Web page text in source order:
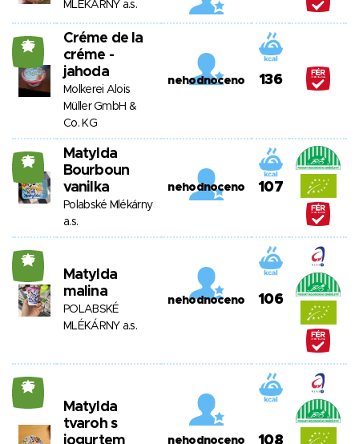
MLÉKÁRNY a.s.
25
Créme de la
créme -
jahoda
Molkerei Alois
Müller GmbH &
Co. KG
nehodnoceno 136
25
Matylda
Bourboun
vanilka
Polabské Mlékárny
a.s.
nehodnoceno 107
25
Matylda
malina
POLABSKÉ
MLÉKÁRNY a.s.
nehodnoceno 106
25
Matylda
tvaroh s
jogurtem
nehodnoceno 108